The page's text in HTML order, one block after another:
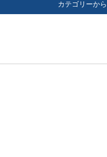
カテゴリーか